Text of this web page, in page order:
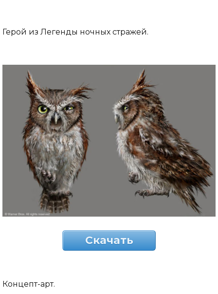
Герой из Легенды ночных стражей.
Скачать
Концепт-арт.